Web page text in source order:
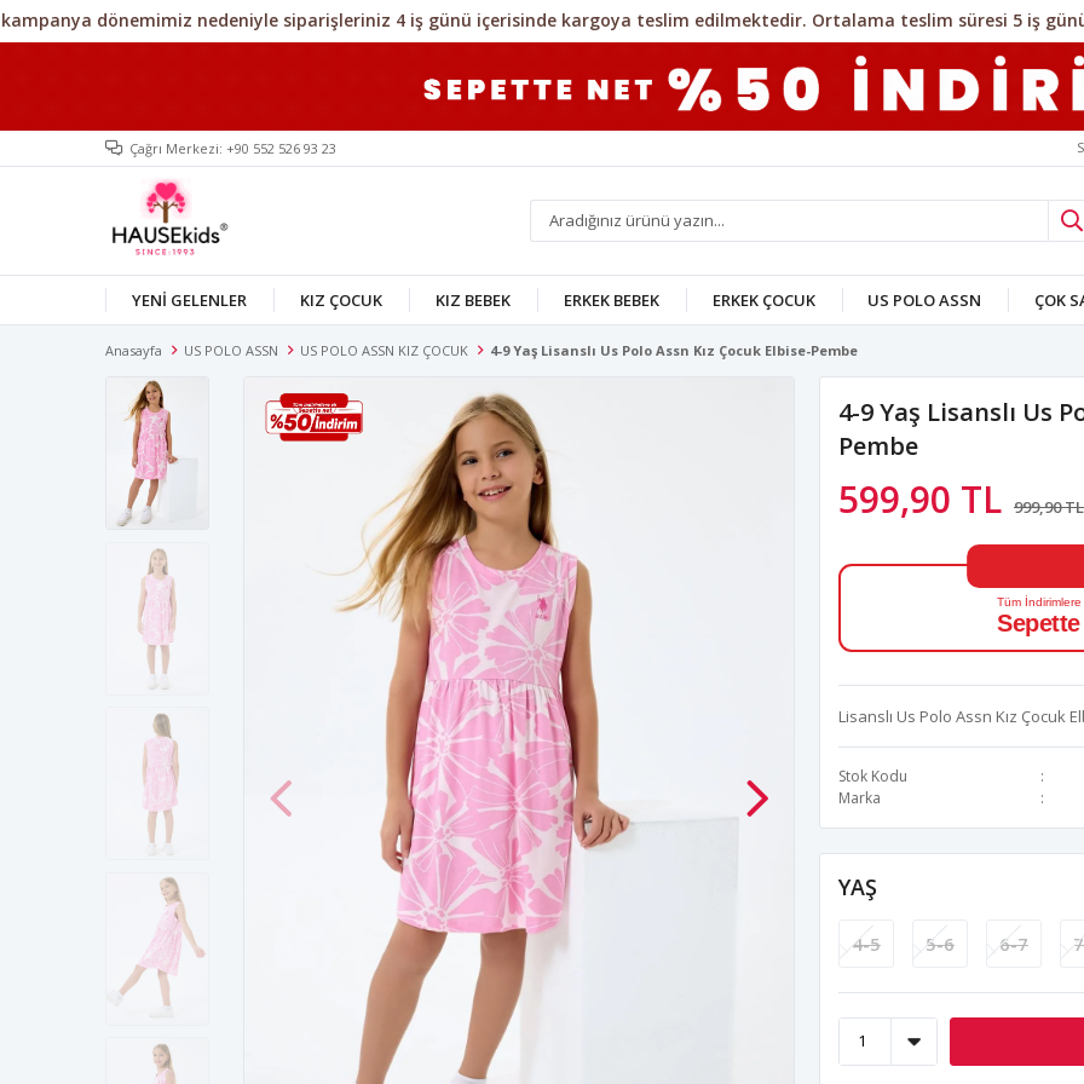
Çağrı Merkezi: +90 552 526 93 23
YENİ GELENLER KIZ ÇOCUK KIZ BEBEK ERKEK BEBEK ERKEK ÇOCUK US POLO ASSN ÇOK
Anasayfa US POLO ASSN US POLO ASSN KIZ ÇOCUK 4-9 Yaş Lisanslı Us Polo Assn Kız Çocuk Elbise-Pembe
4-9 Yaş Lisanslı Us
Pembe
599,90 TL 999,90 TL
Tüm İndirimlere
Lisanslı Us Polo Assn Kız Çocuk
Stok Kodu
Marka
YAŞ
4-5 5-6 6-7